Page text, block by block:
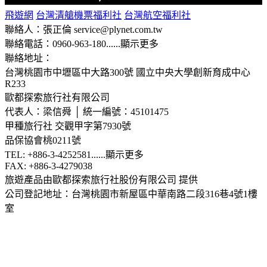
飛遊網 台灣清艙機票福利社 台灣航空福利社
聯絡人：張正倫 service@plynet.com.tw
聯絡電話：0960-963-180......顯示更多
聯絡地址：
台灣桃園市中壢區中大路300號 國立中央大學創新育成中心
R233
歐都探索旅行社有限公司
代表人：梁信舜 │ 統一編號：45101475
甲種旅行社 交觀甲字第7930號
品保協會桃0211號
TEL: +886-3-4252581 ......顯示更多
FAX: +886-3-4279038
旅遊產品由歐都探索旅行社股份有限公司 提供
公司登記地址：台灣桃園市新屋區中華南路二段316巷4號1樓
室